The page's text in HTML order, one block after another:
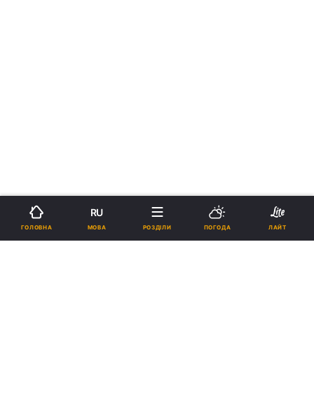
ГОЛОВНА
RU
МОВА РОЗДІЛИ ПОГОДА ЛАЙТ